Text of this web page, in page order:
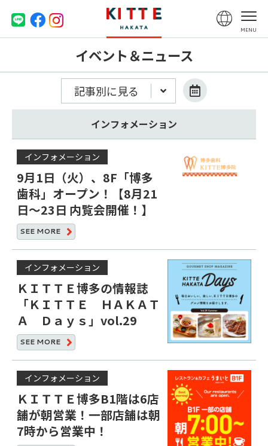
イベント＆ニュース
記事別に見る
インフォメーション
インフォメーション
9月1日（火）、8F「博多
歯科」オープン！【8月21
日～23日 内覧会開催！】
SEE MORE
インフォメーション
ＫＩＴＴＥ博多の情報誌
「ＫＩＴＴＥ ＨＡＫＡＴ
Ａ Ｄａｙｓ」vol.29
SEE MORE
インフォメーション
ＫＩＴＴＥ博多B1階は6店
舗が朝営業！一部店舗は朝
7時から営業中！